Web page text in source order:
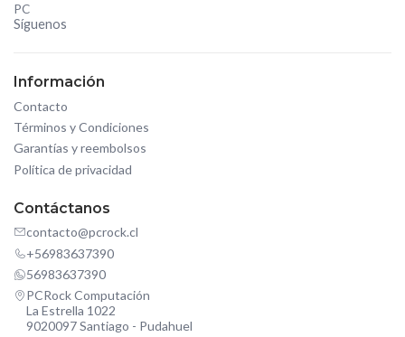
PC
Síguenos
Información
Contacto
Términos y Condiciones
Garantías y reembolsos
Política de privacidad
Contáctanos
contacto@pcrock.cl
+56983637390
56983637390
PCRock Computación
La Estrella 1022
9020097 Santiago - Pudahuel